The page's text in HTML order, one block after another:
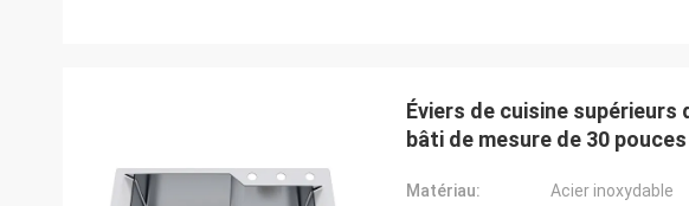
Éviers de cuisine
bâti de mesure de 30
Matériau:
Acier inoxydable